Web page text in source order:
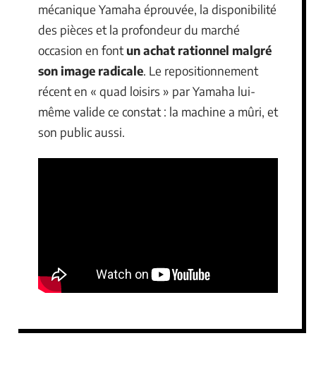
mécanique Yamaha éprouvée, la disponibilité
des pièces et la profondeur du marché
occasion en font un achat rationnel malgré
son image radicale. Le repositionnement
récent en « quad loisirs » par Yamaha lui-
même valide ce constat : la machine a mûri, et
son public aussi.